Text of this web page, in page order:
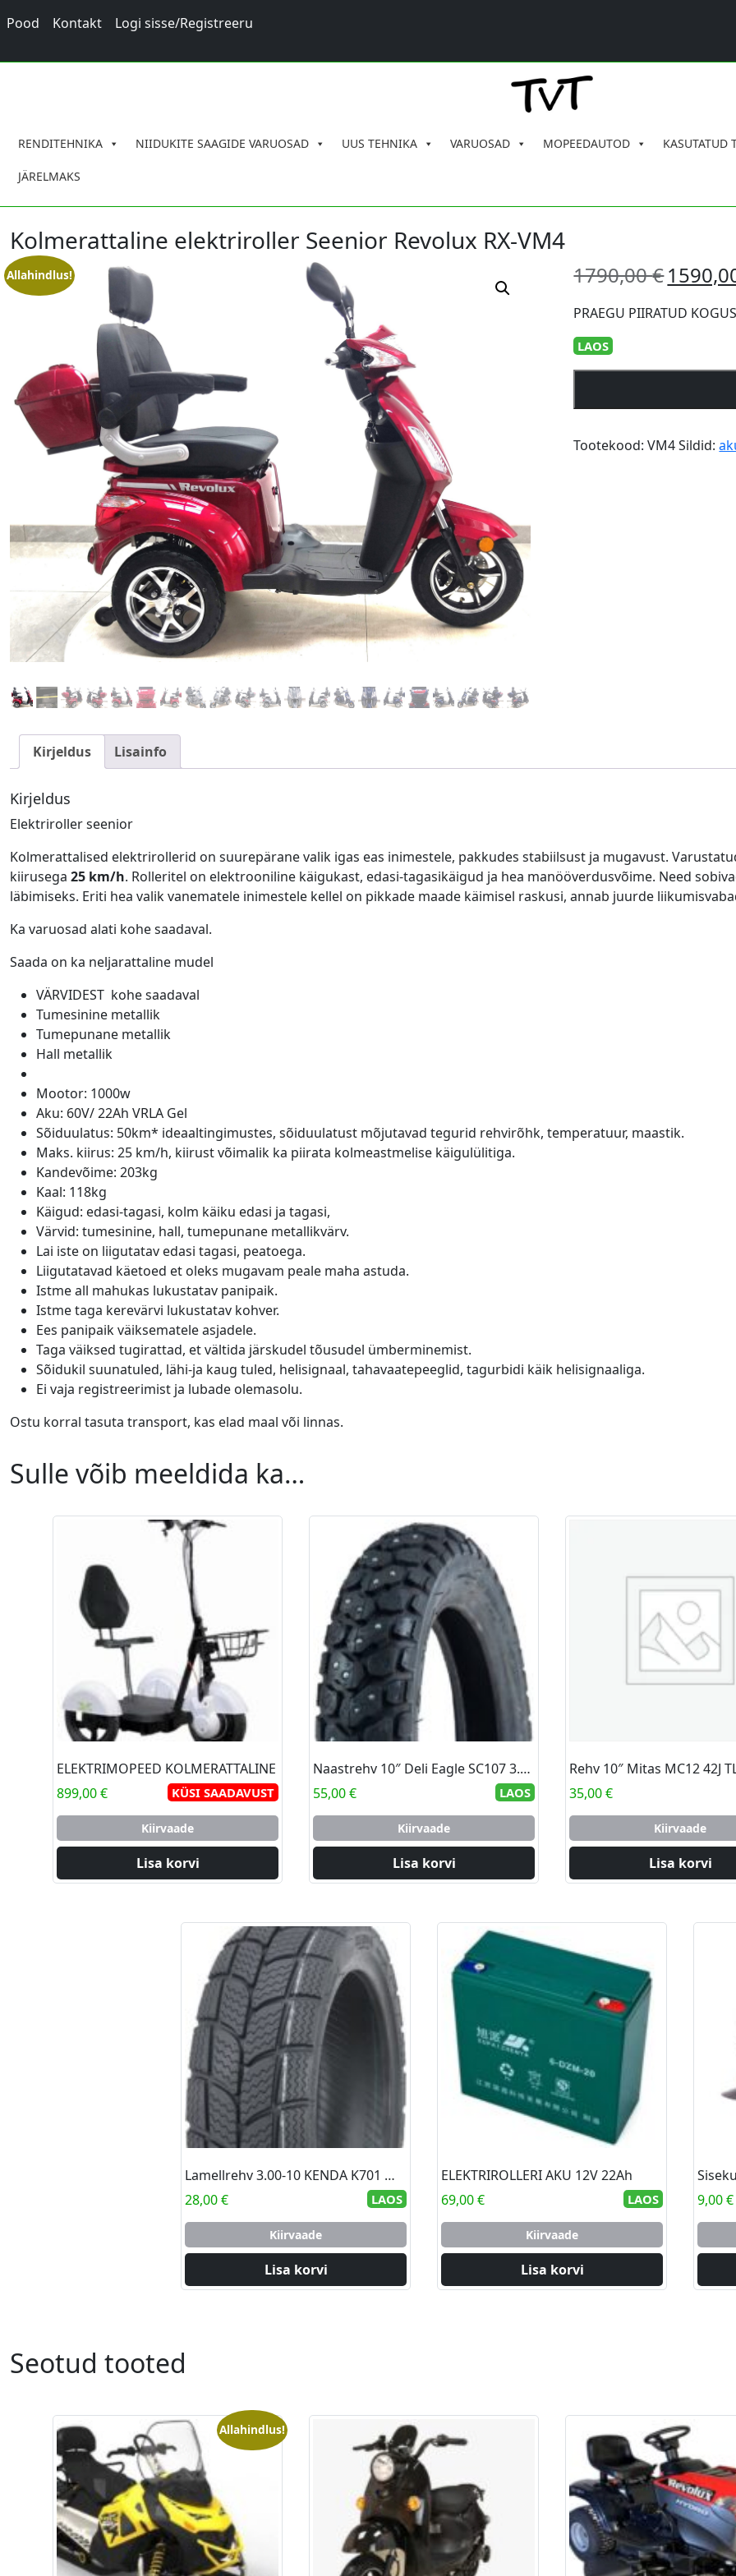
Pood Kontakt
Logi sisse/Registreeru
RENDITEHNIKA NIIDUKITE SAAGIDE VARUOSAD UUS TEHNIKA VARUOSAD MOPEEDAUTOD KASUTATUD
JÄRELMAKS
Kolmerattaline elektriroller Seenior Revolux RX-VM4
Allahindlus! 1790,00€ Algne
hind
oli:
PRAEGU PIIRATUD
LAOS
Revolux
Tootekood:VM4 Sildid:
Kirjeldus Lisainfo
Kirjeldus
Elektriroller seenior
Kolmerattalised elektrirollerid on suurepärane valik igas eas inimestele, pakkudes stabiilsust ja mugavust.
kiirusega 25 km/h. Rolleritel on elektrooniline käigukast, edasi-tagasikäigud ja hea manööverdusvõime. Need
läbimiseks. Eriti hea valik vanematele inimestele kellel on pikkade maade käimisel raskusi, annab juurde
Ka varuosad alati kohe saadaval.
Saada on ka neljarattaline mudel
VÄRVIDEST kohe saadaval
Tumesinine metallik
Tumepunane metallik
Hall metallik
Mootor: 1000w
Aku: 60V/ 22Ah VRLA Gel
Sõiduulatus: 50km* ideaaltingimustes, sõiduulatust mõjutavad tegurid rehvirõhk, temperatuur, maastik.
Maks. kiirus: 25 km/h, kiirust võimalik ka piirata kolmeastmelise käigulülitiga.
Kandevõime: 203kg
Kaal: 118kg
Käigud: edasi-tagasi, kolm käiku edasi ja tagasi,
Värvid: tumesinine, hall, tumepunane metallikvärv.
Lai iste on liigutatav edasi tagasi, peatoega.
Liigutatavad käetoed et oleks mugavam peale maha astuda.
Istme all mahukas lukustatav panipaik.
Istme taga kerevärvi lukustatav kohver.
Ees panipaik väiksematele asjadele.
Taga väiksed tugirattad, et vältida järskudel tõusudel ümberminemist.
Sõidukil suunatuled, lähi-ja kaug tuled, helisignaal, tahavaatepeeglid, tagurbidi käik helisignaaliga.
Ei vaja registreerimist ja lubade olemasolu.
Ostu korral tasuta transport, kas elad maal või linnas.
Sulle võib meeldida ka…
ELEKTRIMOPEED KOLMERATTALINE
899,00€ KÜSI SAADAVUST
Kiirvaade
Lisa korvi
Naastrehv 10″ Deli Eagle SC107 3.00-10 42J 84 naastu
55,00€ LAOS
Kiirvaade
Lisa korvi
Rehv 10″ Mitas MC12 42J
35,00€
Kiirvaade
Lisa korvi
Lamellrehv 3.00-10 KENDA K701 WINTER 47L M+S TL
28,00€ LAOS
Kiirvaade
Lisa korvi
ELEKTRIROLLERI AKU 12V 22Ah
69,00€ LAOS
Kiirvaade
Lisa korvi
9,00€
Seotud tooted
Allahindlus!